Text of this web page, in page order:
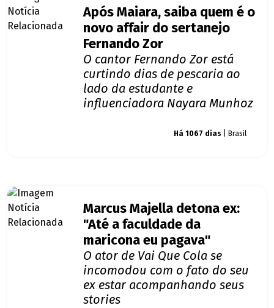
Após Maiara, saiba quem é o
novo affair do sertanejo
Fernando Zor
O cantor Fernando Zor está
curtindo dias de pescaria ao
lado da estudante e
influenciadora Nayara Munhoz
Há 1067 dias | Brasil
Marcus Majella detona ex:
"Até a faculdade da
maricona eu pagava"
O ator de Vai Que Cola se
incomodou com o fato do seu
ex estar acompanhando seus
stories